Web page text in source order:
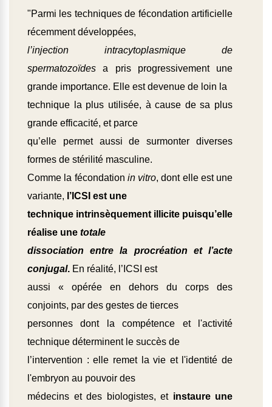
"Parmi les techniques de fécondation artificielle
récemment développées,
l’injection intracytoplasmique de
spermatozoïdes a pris progressivement une
grande importance. Elle est devenue de loin la
technique la plus utilisée, à cause de sa plus
grande efficacité, et parce
qu’elle permet aussi de surmonter diverses
formes de stérilité masculine.
Comme la fécondation in vitro, dont elle est une
variante, l’ICSI est une
technique intrinsèquement illicite puisqu’elle
réalise une totale
dissociation entre la procréation et l’acte
conjugal. En réalité, l’ICSI est
aussi « opérée en dehors du corps des
conjoints, par des gestes de tierces
personnes dont la compétence et l'activité
technique déterminent le succès de
l’intervention : elle remet la vie et l'identité de
l'embryon au pouvoir des
médecins et des biologistes, et instaure une